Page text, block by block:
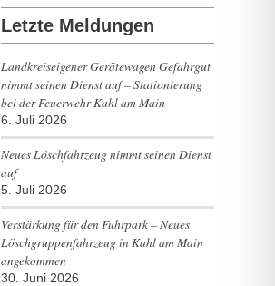
Letzte Meldungen
Landkreiseigener Gerätewagen Gefahrgut
nimmt seinen Dienst auf – Stationierung
bei der Feuerwehr Kahl am Main
6. Juli 2026
Neues Löschfahrzeug nimmt seinen Dienst
auf
5. Juli 2026
Verstärkung für den Fuhrpark – Neues
Löschgruppenfahrzeug in Kahl am Main
angekommen
30. Juni 2026